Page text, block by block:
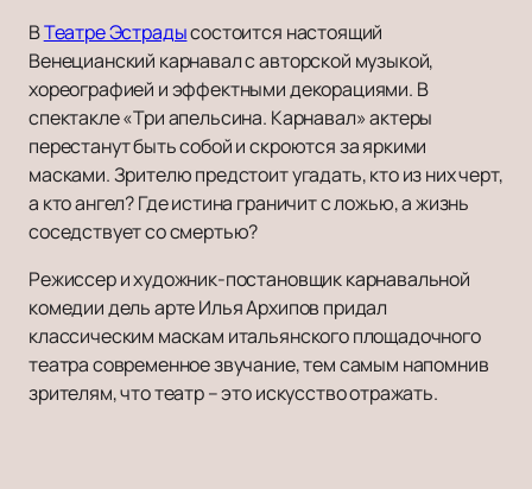
ВТеатре Эстрадысостоится настоящий
Венецианский карнавал с авторской музыкой,
хореографией и эффектными декорациями. В
спектакле «Три апельсина. Карнавал» актеры
перестанут быть собой и скроются за яркими
масками. Зрителю предстоит угадать, кто из них черт,
а кто ангел? Где истина граничит с ложью, а жизнь
соседствует со смертью?
Режиссер и художник-постановщик карнавальной
комедии дель арте Илья Архипов придал
классическим маскам итальянского площадочного
театра современное звучание, тем самым напомнив
зрителям, что театр – это искусство отражать.